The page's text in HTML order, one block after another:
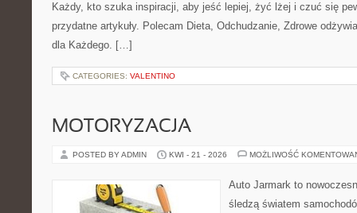
Każdy, kto szuka inspiracji, aby jeść lepiej, żyć lżej i czuć się
przydatne artykuły. Polecam Dieta, Odchudzanie, Zdrowe
dla Każdego. […]
CATEGORIES: VALENTINO
MOTORYZACJA
POSTED BY ADMIN KWI - 21 - 2026 MOŻLIWOŚĆ
Auto Jarmark to
śledzą światem